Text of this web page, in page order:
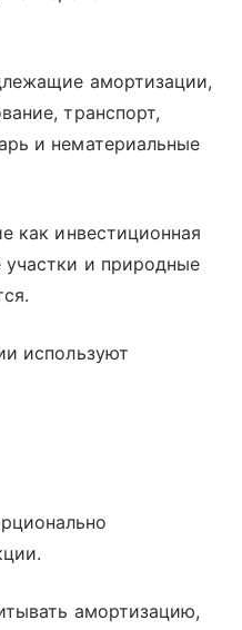
амортизации,
транспорт,
и нематериальные
как инвестиционная
и природные
используют
амортизацию,